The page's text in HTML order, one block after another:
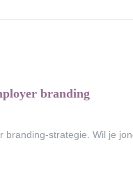
branding
strategie. Wil je